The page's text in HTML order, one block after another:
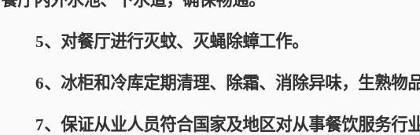
5、对餐厅进行灭蚊、灭蝇除蟑工作。
6、冰柜和冷库定期清理、除霜、消除异味，生熟物品
7、保证从业人员符合国家及地区对从事餐饮服务行